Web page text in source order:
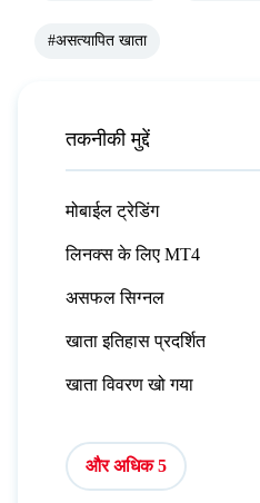
#असत्यापित खाता
तकनीकी मुद्दें
मोबाईल ट्रेडिंग
लिनक्स के लिए MT4
असफल सिग्नल
खाता इतिहास प्रदर्शित
खाता विवरण खो गया
और अधिक 5